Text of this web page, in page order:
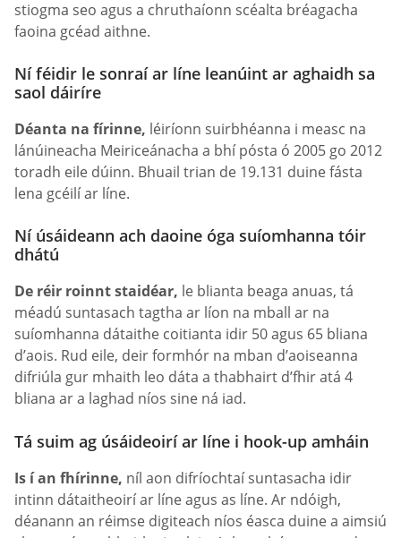
stiogma seo agus a chruthaíonn scéalta bréagacha
faoina gcéad aithne.
Ní féidir le sonraí ar líne leanúint ar aghaidh sa
saol dáiríre
Déanta na fírinne, léiríonn suirbhéanna i measc na
lánúineacha Meiriceánacha a bhí pósta ó 2005 go 2012
toradh eile dúinn. Bhuail trian de 19.131 duine fásta
lena gcéilí ar líne.
Ní úsáideann ach daoine óga suíomhanna tóir
dhátú
De réir roinnt staidéar, le blianta beaga anuas, tá
méadú suntasach tagtha ar líon na mball ar na
suíomhanna dátaithe coitianta idir 50 agus 65 bliana
d’aois. Rud eile, deir formhór na mban d’aoiseanna
difriúla gur mhaith leo dáta a thabhairt d’fhir atá 4
bliana ar a laghad níos sine ná iad.
Tá suim ag úsáideoirí ar líne i hook-up amháin
Is í an fhírinne, níl aon difríochtaí suntasacha idir
intinn dátaitheoirí ar líne agus as líne. Ar ndóigh,
déanann an réimse digiteach níos éasca duine a aimsiú